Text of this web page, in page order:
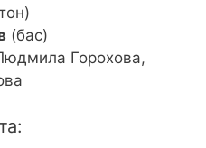
(бас)
Горохова,